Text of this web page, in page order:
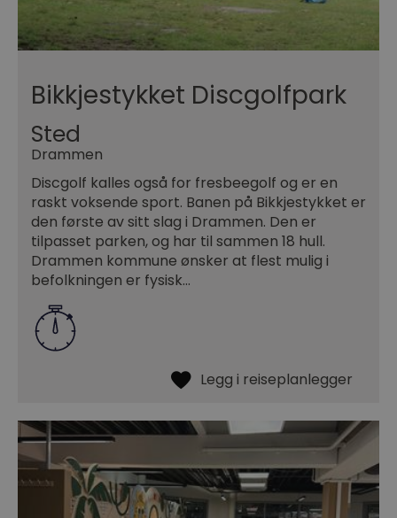
Bikkjestykket Discgolfpark
Sted
Drammen
Discgolf kalles også for fresbeegolf og er en
raskt voksende sport. Banen på Bikkjestykket er
den første av sitt slag i Drammen. Den er
tilpasset parken, og har til sammen 18 hull.
Drammen kommune ønsker at flest mulig i
befolkningen er fysisk…